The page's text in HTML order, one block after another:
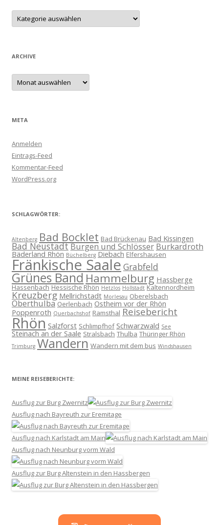
Kategorien
ARCHIVE
Archive
META
Anmelden
Eintrags-Feed
Kommentar-Feed
WordPress.org
SCHLAGWÖRTER:
Altenberg Bad Bocklet Bad Brückenau Bad Kissingen
Bad NeustadtBurgen und Schlösser Burkardroth
Bäderland Rhön Büchelberg Diebach Elfershausen
Fränkische Saale Grabfeld
Grünes BandHammelburg Hassberge
Hassenbach Hessische Rhön Hetzlos Hollstadt Kaltennordheim
Kreuzberg Mellrichstadt Morlesau Oberelsbach
Oberthulba Oerlenbach Ostheim vor der Rhön
Poppenroth Querbachshof Ramsthal Reisebericht
Rhön Salzforst Schlimpfhof Schwarzwald See
Steinach an der Saale Stralsbach Thulba Thüringer Rhön
Trimburg Wandern Wandern mit dem bus Windshausen
MEINE REISEBERICHTE:
Ausflug zur Burg Zwernitz
Ausflug nach Bayreuth zur Eremitage
Ausflug nach Karlstadt am Main
Ausflug nach Neunburg vorm Wald
Ausflug zur Burg Altenstein in den Hassbergen